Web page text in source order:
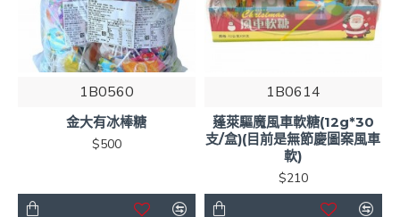
1B0560
金大有冰棒糖
$500
1B0614
蓬萊驅魔風車軟糖(12g*30
支/盒)(目前是無節慶圖案風車
軟)
$210